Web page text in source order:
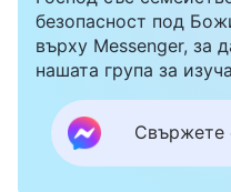
безопасност под
върху Messenger, за
нашата група за
Свържете